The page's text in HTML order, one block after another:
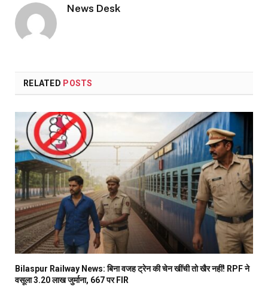
News Desk
RELATED POSTS
Bilaspur Railway News: बिना वजह ट्रेन की चेन खींची तो खैर नहीं! RPF ने
वसूला 3.20 लाख जुर्माना, 667 पर FIR